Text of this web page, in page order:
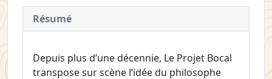
Résumé
Depuis plus d’une décennie, Le Projet Bocal
transpose sur scène l’idée du philosophe